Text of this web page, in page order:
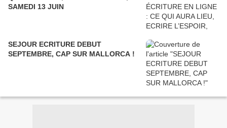
SAMEDI 13 JUIN
SEJOUR ECRITURE DEBUT
SEPTEMBRE, CAP SUR MALLORCA !